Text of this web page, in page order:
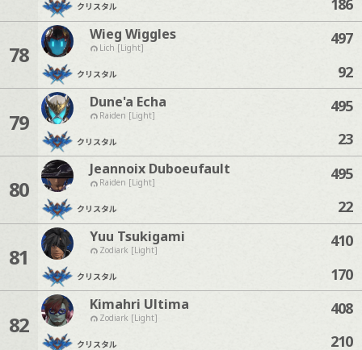
クリスタル
186
78
Wieg Wiggles
Lich [Light]
クリスタル
497
92
79
Dune'a Echa
Raiden [Light]
クリスタル
495
23
80
Jeannoix Duboeufault
Raiden [Light]
クリスタル
495
22
81
Yuu Tsukigami
Zodiark [Light]
クリスタル
410
170
82
Kimahri Ultima
Zodiark [Light]
クリスタル
408
210